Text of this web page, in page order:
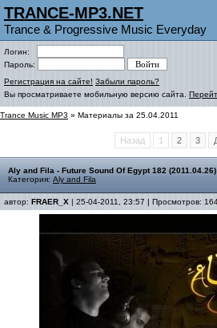
TRANCE-MP3.NET
Trance & Progressive Music Everyday
Логин:
Пароль:
Регистрация на сайте! Забыли пароль?
Вы просматриваете мобильную версию сайта.
Trance Music MP3 » Материалы за 25.04.2011
Назад 1 2 3
Aly and Fila - Future Sound Of Egypt 182 (2011.04.26)
Категория: Aly and Fila
автор: FRAER_X | 25-04-2011, 23:57 | Просмотров: